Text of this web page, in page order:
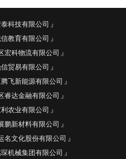
科技有限公司
教育有限公司
宏科物流有限公司
贸易有限公司
飞新能源有限公司
睿达金融有限公司
农业有限公司
鹏新材料有限公司
名文化股份有限公司
机械集团有限公司